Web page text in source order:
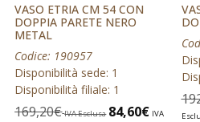
VASO ETRIA CM 54 CON
DOPPIA PARETE NERO
METAL
Codice: 190957
Disponibilità sede: 1
Disponibilità filiale: 1
169,20€ IVA Esclusa 84,60€ IVA